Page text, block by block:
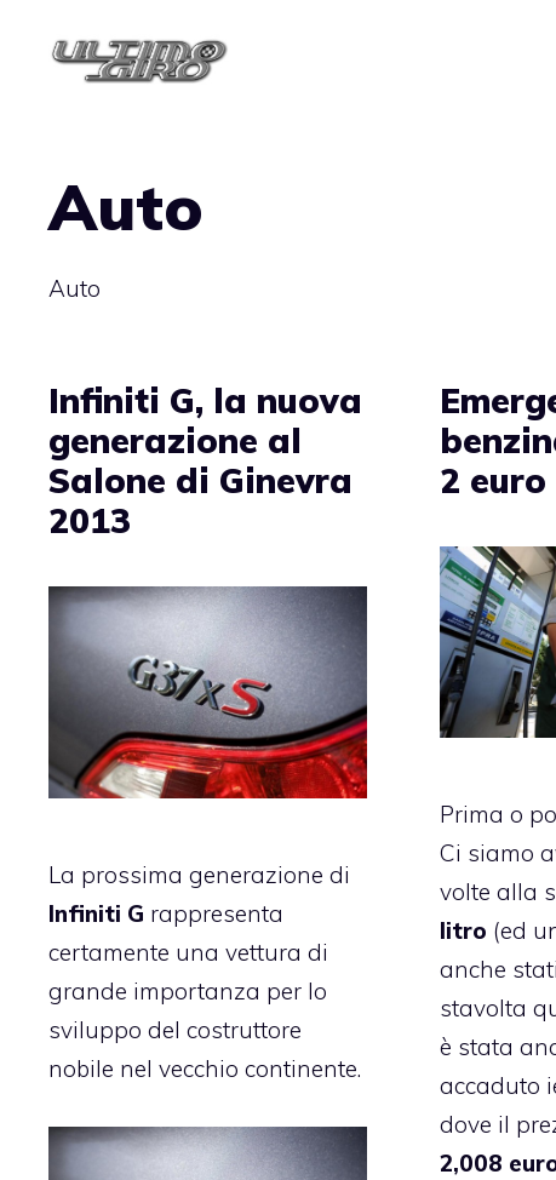
Auto
Auto
Infiniti G, la nuova
generazione al
Salone di Ginevra
2013
La prossima generazione di
Infiniti G rappresenta
certamente una vettura di
grande importanza per lo
sviluppo del costruttore
nobile nel vecchio continente.
2
Prima o
Ci siamo
volte alla
litro (ed
anche
stavolta
è stata
accaduto
dove il
2,008